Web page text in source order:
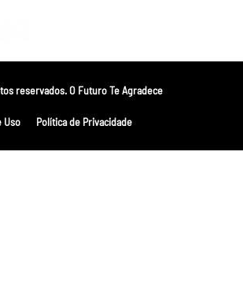
reservados. O Futuro Te Agradece
Uso Política de Privacidade